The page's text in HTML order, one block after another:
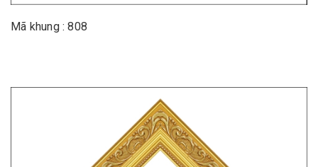
Mã khung : 808